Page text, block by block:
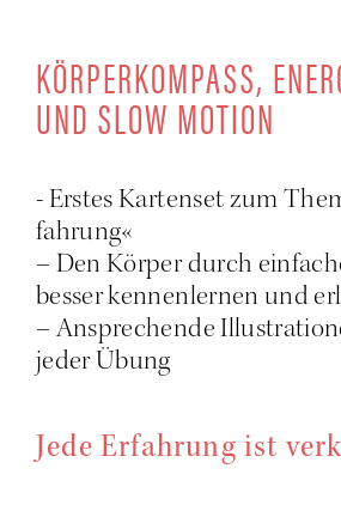
KÖR­PER­KOM­PASS,
UND SLOW MOTION
- Ers­tes Kar­ten­set zum
fah­rung«
– Den Kör­per durch
bes­ser ken­nen­ler­nen und
– Anspre­chen­de
jeder Übung
Jede Erfah­rung ist